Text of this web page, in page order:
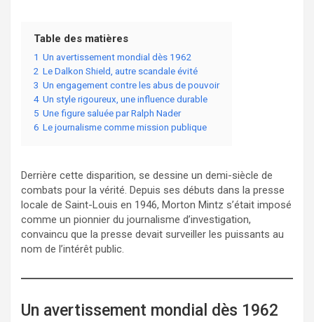
Table des matières
1 Un avertissement mondial dès 1962
2 Le Dalkon Shield, autre scandale évité
3 Un engagement contre les abus de pouvoir
4 Un style rigoureux, une influence durable
5 Une figure saluée par Ralph Nader
6 Le journalisme comme mission publique
Derrière cette disparition, se dessine un demi-siècle de
combats pour la vérité. Depuis ses débuts dans la presse
locale de Saint-Louis en 1946, Morton Mintz s’était imposé
comme un pionnier du journalisme d’investigation,
convaincu que la presse devait surveiller les puissants au
nom de l’intérêt public.
Un avertissement mondial dès 1962